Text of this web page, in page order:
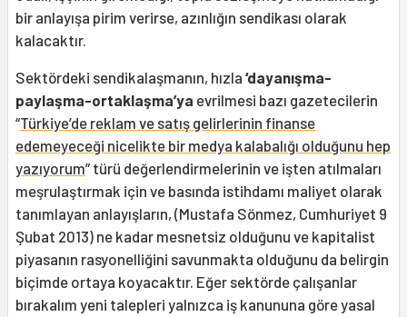
bir anlayışa pirim verirse, azınlığın sendikası olarak
kalacaktır.
Sektördeki sendikalaşmanın, hızla ‘dayanışma-
paylaşma-ortaklaşma’ya evrilmesi bazı gazetecilerin
“Türkiye’de reklam ve satış gelirlerinin finanse
edemeyeceği nicelikte bir medya kalabalığı olduğunu hep
yazıyorum” türü değerlendirmelerinin ve işten atılmaları
meşrulaştırmak için ve basında istihdamı maliyet olarak
tanımlayan anlayışların, (Mustafa Sönmez, Cumhuriyet 9
Şubat 2013) ne kadar mesnetsiz olduğunu ve kapitalist
piyasanın rasyonelliğini savunmakta olduğunu da belirgin
biçimde ortaya koyacaktır. Eğer sektörde çalışanlar
bırakalım yeni talepleri yalnızca iş kanununa göre yasal